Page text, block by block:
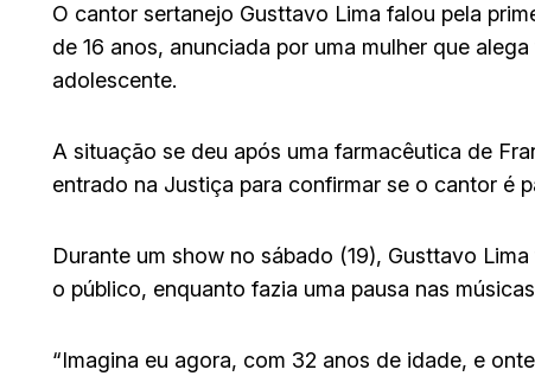
O cantor sertanejo Gusttavo Lima falou pela
de 16 anos, anunciada por uma mulher que
adolescente.
A situação se deu após uma farmacêutica de
entrado na Justiça para confirmar se o cantor é
Durante um show no sábado (19), Gusttavo
o público, enquanto fazia uma pausa nas
“Imagina eu agora, com 32 anos de idade, e